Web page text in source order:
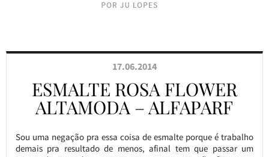
17.06.2014
ESMALTE ROSA FLOWER
ALTAMODA – ALFAPARF
Sou uma negação pra essa coisa de esmalte porque é trabalho
demais pra resultado de menos, afinal tem que passar um